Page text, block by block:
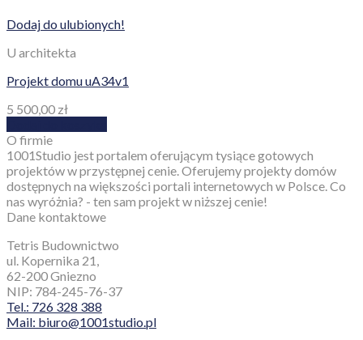
Dodaj do ulubionych!
U architekta
Projekt domu uA34v1
5 500,00 zł
O firmie
1001Studio jest portalem oferującym tysiące gotowych
projektów w przystępnej cenie. Oferujemy projekty domów
dostępnych na większości portali internetowych w Polsce. Co
nas wyróżnia? - ten sam projekt w niższej cenie!
Dane kontaktowe
Tetris Budownictwo
ul. Kopernika 21,
62-200 Gniezno
NIP: 784-245-76-37
Tel.: 726 328 388
Mail: biuro@1001studio.pl